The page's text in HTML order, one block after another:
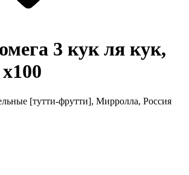
3 кук ля кук,
x100
[тутти-фрутти], Мирролла, Россия